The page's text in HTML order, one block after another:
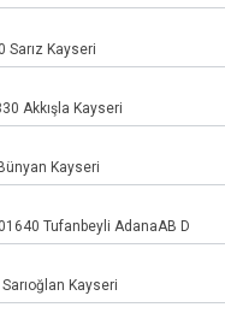
Sarız Kayseri
Akkışla Kayseri
Kayseri
Tufanbeyli AdanaAB D
Kayseri